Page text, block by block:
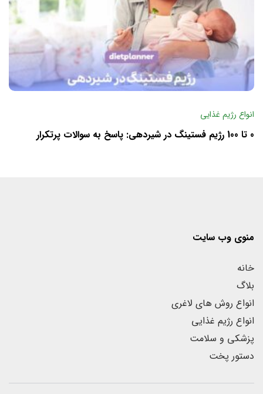
انواع رژیم غذایی
0 تا 100 رژیم فستینگ در شیردهی: پاسخ به سوالات پرتکرار
منوی وب سایت
خانه
بلاگ
انواع روش های لاغری
انواع رژیم غذایی
پزشکی و سلامت
دستور پخت